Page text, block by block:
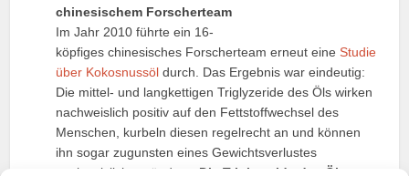
chinesischem Forscherteam
Im Jahr 2010 führte ein 16-
köpfiges chinesisches Forscherteam erneut eineStudie
über Kokosnussöl durch. Das Ergebnis war eindeutig:
Die mittel- und langkettigen Triglyzeride des Öls wirken
nachweislich positiv auf den Fettstoffwechsel des
Menschen, kurbeln diesen regelrecht an und können
ihn sogar zugunsten eines Gewichtsverlustes
nachweislich verändern. Die Triglyzeride des Öls